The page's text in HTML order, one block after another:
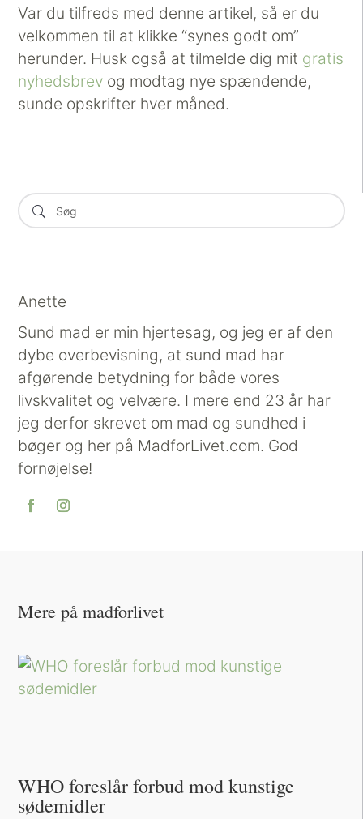
Var du tilfreds med denne artikel, så er du
velkommen til at klikke “synes godt om”
herunder. Husk også at tilmelde dig mit gratis
nyhedsbrev og modtag nye spændende,
sunde opskrifter hver måned.
Anette
Sund mad er min hjertesag, og jeg er af den
dybe overbevisning, at sund mad har
afgørende betydning for både vores
livskvalitet og velvære. I mere end 23 år har
jeg derfor skrevet om mad og sundhed i
bøger og her på MadforLivet.com. God
fornøjelse!
Mere på madforlivet
WHO foreslår forbud mod kunstige
sødemidler